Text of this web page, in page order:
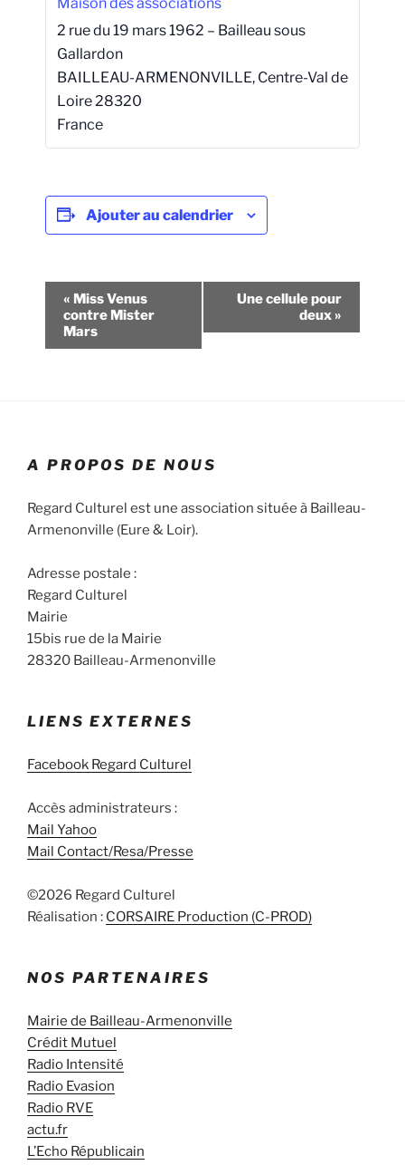
2 rue du 19 mars 1962 – Bailleau sous
Gallardon
BAILLEAU-ARMENONVILLE, Centre-Val de
Loire 28320
France
Ajouter au calendrier
o
É
v
e
m
e
« Miss Venus
contre Mister
Mars
Une cellule pour
deux »
A PROPOS DE NOUS
Regard Culturel est une association située à Bailleau-
Armenonville (Eure & Loir).
Adresse postale :
Regard Culturel
Mairie
15bis rue de la Mairie
28320 Bailleau-Armenonville
LIENS EXTERNES
Facebook Regard Culturel
Accès administrateurs :
Mail Yahoo
Mail Contact/Resa/Presse
©2026 Regard Culturel
Réalisation : CORSAIRE Production (C-PROD)
NOS PARTENAIRES
Mairie de Bailleau-Armenonville
Crédit Mutuel
Radio Intensité
Radio Evasion
Radio RVE
actu.fr
L’Echo Républicain